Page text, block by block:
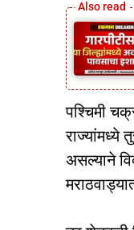
पश्चिमी
राज्यांमध्ये
असल्याने